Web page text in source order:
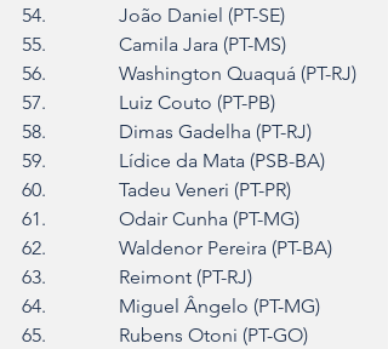
54.               João Daniel (PT-SE)
55.               Camila Jara (PT-MS)
56.               Washington Quaquá (PT-RJ)
57.               Luiz Couto (PT-PB)
58.               Dimas Gadelha (PT-RJ)
59.               Lídice da Mata (PSB-BA)
60.               Tadeu Veneri (PT-PR)
61.               Odair Cunha (PT-MG)
62.               Waldenor Pereira (PT-BA)
63.               Reimont (PT-RJ)
64.               Miguel Ângelo (PT-MG)
65.               Rubens Otoni (PT-GO)